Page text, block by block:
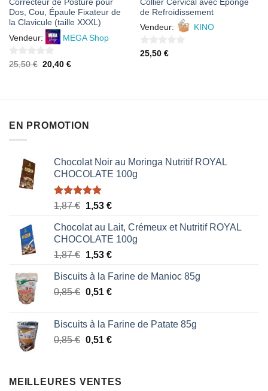
Correcteur de Posture pour
Dos, Cou, Épaule Fixateur de
la Clavicule (taille XXXL)
Vendeur:
MEGA Shop
0
25,50€ Le
20,40 €Le
Collier Cervical avec Eponge
de Refroidissement
Vendeur:
KINO
0
25,50 €
EN PROMOTION
Chocolat Noir au Moringa Nutritif ROYAL
CHOCOLATE 100g
Note5.00
1,87€ Le
initial
était :
1,87 €.
1,53 €Le
actuel
est :
1,53 €.
Chocolat au Lait, Crémeux et Nutritif ROYAL
CHOCOLATE 100g
1,87€ Le
initial
était :
1,53 €Le
actuel
est :
Biscuits à la Farine de Manioc 85g
0,85€ Le
était :
0,85 €.
0,51 €Le
est :
0,51 €.
Biscuits à la Farine de Patate 85g
0,85€ Le
était :
0,51 €Le
est :
MEILLEURES VENTES